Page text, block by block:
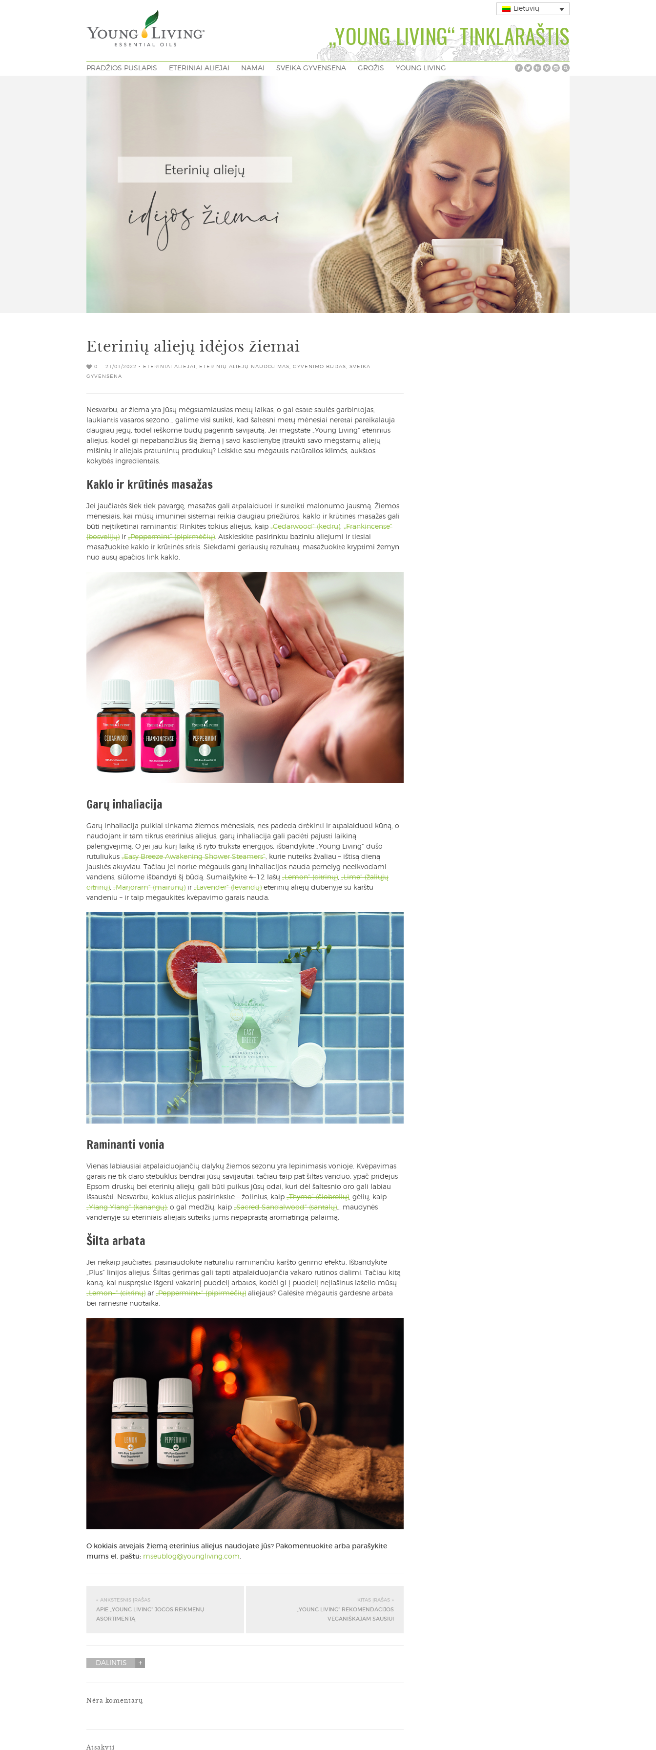
Lietuvių
„YOUNG LIVING“ TINKLARAŠTIS
PRADŽIOS PUSLAPIS ETERINIAI ALIEJAI NAMAI SVEIKA GYVENSENA GROŽIS YOUNG LIVING
Eterinių aliejų idėjos žiemai
0 21/01/2022 - ETERINIAI ALIEJAI ETERINIŲ ALIEJŲ NAUDOJIMAS GYVENIMO BŪDAS
SVEIKA
GYVENSENA
Nesvarbu, ar žiema yra jūsų mėgstamiausias metų laikas, o gal esate saulės garbintojas,
laukiantis vasaros sezono… galime visi sutikti, kad šaltesni metų mėnesiai neretai pareikalauja
daugiau jėgų, todėl ieškome būdų pagerinti savijautą. Jei mėgstate „Young Living“ eterinius
aliejus, kodėl gi nepabandžius šią žiemą į savo kasdienybę įtraukti savo mėgstamų aliejų
mišinių ir aliejais praturtintų produktų? Leiskite sau mėgautis natūralios kilmės, aukštos
kokybės ingredientais.
Kaklo ir krūtinės masažas
Jei jaučiatės šiek tiek pavargę, masažas gali atpalaiduoti ir suteikti malonumo jausmą. Žiemos
mėnesiais, kai mūsų imuninei sistemai reikia daugiau priežiūros, kaklo ir krūtinės masažas gali
būti neįtikėtinai raminantis! Rinkitės tokius aliejus, kaip „Cedarwood“ (kedrų) „Frankincense“
(bosvelijų) ir „Peppermint“ (pipirmėčių) . Atskieskite pasirinktu baziniu aliejumi ir tiesiai
masažuokite kaklo ir krūtinės sritis. Siekdami geriausių rezultatų, masažuokite kryptimi žemyn
nuo ausų apačios link kaklo.
Garų inhaliacija
Garų inhaliacija puikiai tinkama žiemos mėnesiais, nes padeda drėkinti ir atpalaiduoti kūną, o
naudojant ir tam tikrus eterinius aliejus, garų inhaliacija gali padėti pajusti laikiną
palengvėjimą. O jei jau kurį laiką iš ryto trūksta energijos, išbandykite „Young Living“ dušo
rutuliukus „Easy Breeze Awakening Shower Steamers“ , kurie nuteiks žvaliau – ištisą dieną
jausitės aktyviau. Tačiau jei norite mėgautis garų inhaliacijos nauda pernelyg neeikvodami
vandens, siūlome išbandyti šį būdą. Sumaišykite 4–12 lašų „Lemon“ (citrinų) „Lime“ (žaliųjų
citrinų) „Marjoram“ (mairūnų) ir „Lavender“ (levandų) eterinių aliejų dubenyje su karštu
vandeniu – ir taip mėgaukitės kvėpavimo garais nauda.
Raminanti vonia
Vienas labiausiai atpalaiduojančių dalykų žiemos sezonu yra lepinimasis vonioje. Kvėpavimas
garais ne tik daro stebuklus bendrai jūsų savijautai, tačiau taip pat šiltas vanduo, ypač pridėjus
Epsom druskų bei eterinių aliejų, gali būti puikus jūsų odai, kuri dėl šaltesnio oro gali labiau
išsausėti. Nesvarbu, kokius aliejus pasirinksite – žolinius, kaip „Thyme“ (čiobrelių) , gėlių, kaip
„Ylang Ylang“ (kanangų), o gal medžių, kaip „Sacred Sandalwood“ (santalų) … maudynės
vandenyje su eteriniais aliejais suteiks jums nepaprastą aromatingą palaimą.
Šilta arbata
Jei nekaip jaučiatės, pasinaudokite natūraliu raminančiu karšto gėrimo efektu. Išbandykite
„Plus“ linijos aliejus. Šiltas gėrimas gali tapti atpalaiduojančia vakaro rutinos dalimi. Tačiau kitą
kartą, kai nuspręsite išgerti vakarinį puodelį arbatos, kodėl gi į puodelį neįlašinus lašelio mūsų
„Lemon+“ (citrinų) ar „Peppermint+“ (pipirmėčių) aliejaus? Galėsite mėgautis gardesne arbata
bei ramesne nuotaika.
O kokiais atvejais žiemą eterinius aliejus naudojate jūs? Pakomentuokite arba parašykite
mums el. paštu: mseublog@youngliving.com
« ANKSTESNIS ĮRAŠAS
APIE „YOUNG LIVING“ JOGOS REIKMENŲ
ASORTIMENTĄ
KITAS ĮRAŠAS »
„YOUNG LIVING“ REKOMENDACIJOS
VEGANIŠKAJAM SAUSIUI
DALINTIS
Nėra komentarų
Atsakyti